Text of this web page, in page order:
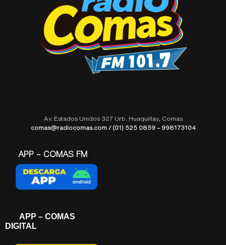
Av. Estados Unidos 327 Urb. Huaquillay, Comas
comas@radiocomas.com / (01) 525 0859 – 998173104
APP – COMAS FM
APP – COMAS
DIGITAL